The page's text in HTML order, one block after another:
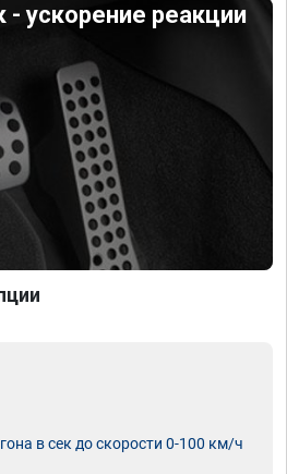
ускорение реакции
в сек до скорости 0-100 км/ч